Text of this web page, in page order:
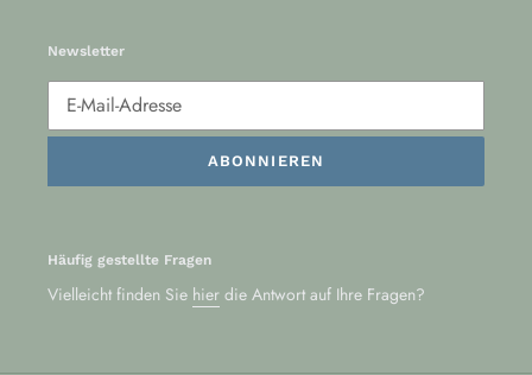
Newsletter
ABONNIEREN
Häufig gestellte Fragen
Vielleicht finden Sie hier die Antwort auf Ihre Fragen?